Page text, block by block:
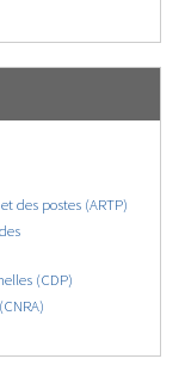
des postes (ARTP)
(CDP)